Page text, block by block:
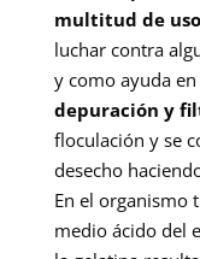
multitud de
luchar contra
y como ayuda
depuración y
floculación y se
desecho
En el organismo
medio ácido del